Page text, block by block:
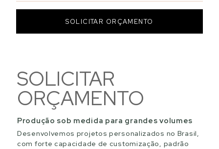
SOLICITAR ORÇAMENTO
SOLICITAR
ORÇAMENTO
Produção sob medida para grandes volumes
Desenvolvemos projetos personalizados no Brasil,
com forte capacidade de customização, padrão